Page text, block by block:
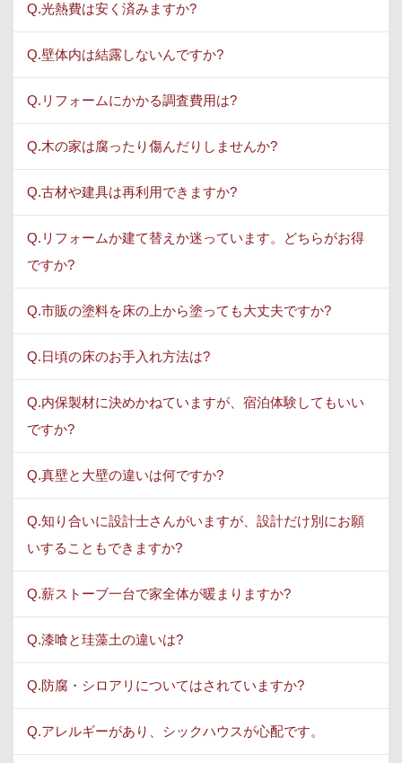
Q.光熱費は安く済みますか?
Q.壁体内は結露しないんですか?
Q.リフォームにかかる調査費用は?
Q.木の家は腐ったり傷んだりしませんか?
Q.古材や建具は再利用できますか?
Q.リフォームか建て替えか迷っています。どちらがお得
ですか?
Q.市販の塗料を床の上から塗っても大丈夫ですか?
Q.日頃の床のお手入れ方法は?
Q.内保製材に決めかねていますが、宿泊体験してもいい
ですか?
Q.真壁と大壁の違いは何ですか?
Q.知り合いに設計士さんがいますが、設計だけ別にお願
いすることもできますか?
Q.薪ストーブ一台で家全体が暖まりますか?
Q.漆喰と珪藻土の違いは?
Q.防腐・シロアリについてはされていますか?
Q.アレルギーがあり、シックハウスが心配です。